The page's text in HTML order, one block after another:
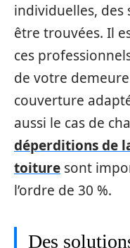
individuelles, des
être trouvées. Il
ces
de votre
couverture
aussi le cas de
déperditions de
toiture sont
l’ordre de 30 %.
Des